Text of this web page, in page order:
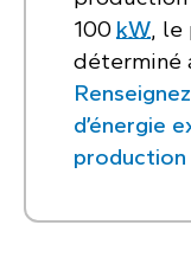
100 kW ,
déterminé
d’énergie
production